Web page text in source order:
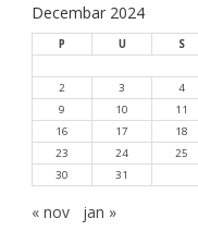
Decembar 2024
P U S
2
3 4
9
10 11
16
17 18
23
24 25
30
31
« nov jan »